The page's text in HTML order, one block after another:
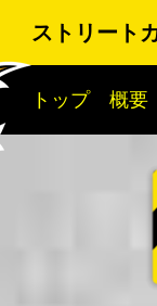
ストリート
トップ 概要